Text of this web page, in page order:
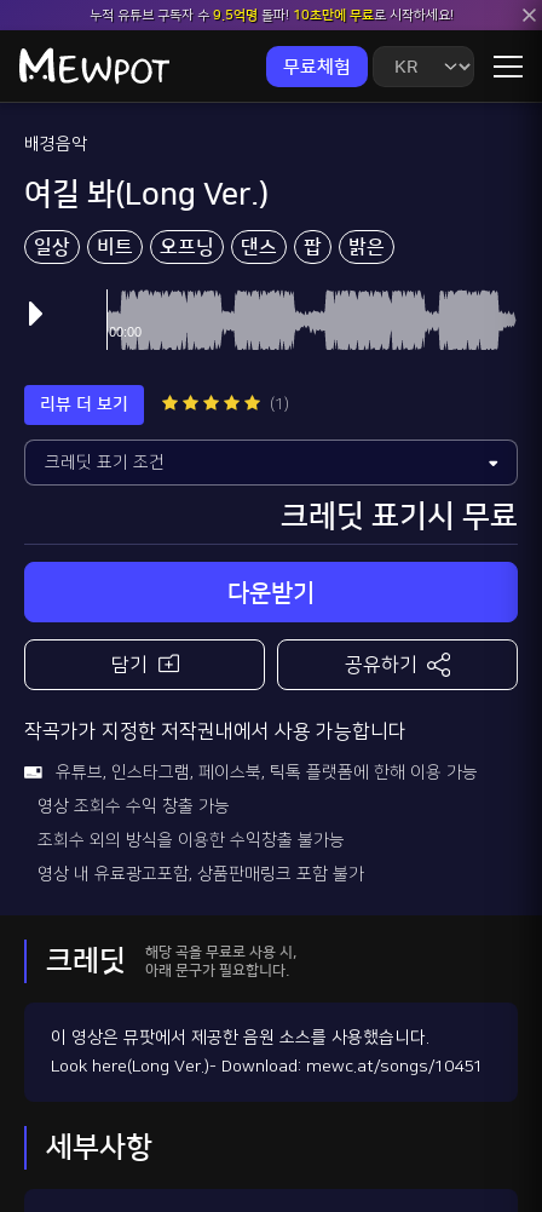
누적 유튜브 구독자 수9.5억명돌파! 10초만에 무료로 시작하세요!
무료체험
배경음악
여길 봐(Long Ver.)
일상 비트 오프닝 댄스 팝 밝은
리뷰 더 보기 (1)
크레딧 표기시 무료
다운받기
담기 공유하기
작곡가가 지정한 저작권내에서 사용 가능합니다
유튜브, 인스타그램, 페이스북, 틱톡 플랫폼에 한해 이용 가능
영상 조회수 수익 창출 가능
조회수 외의 방식을 이용한 수익창출 불가능
영상 내 유료광고포함, 상품판매링크 포함 불가
크레딧
해당 곡을 무료로 사용 시,
아래 문구가 필요합니다.
이 영상은 뮤팟에서 제공한 음원 소스를 사용했습니다.
Look here(Long Ver.)- Download: mewc.at/songs/10451
세부사항